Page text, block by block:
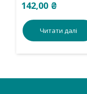
142,00 ₴
Читати далі